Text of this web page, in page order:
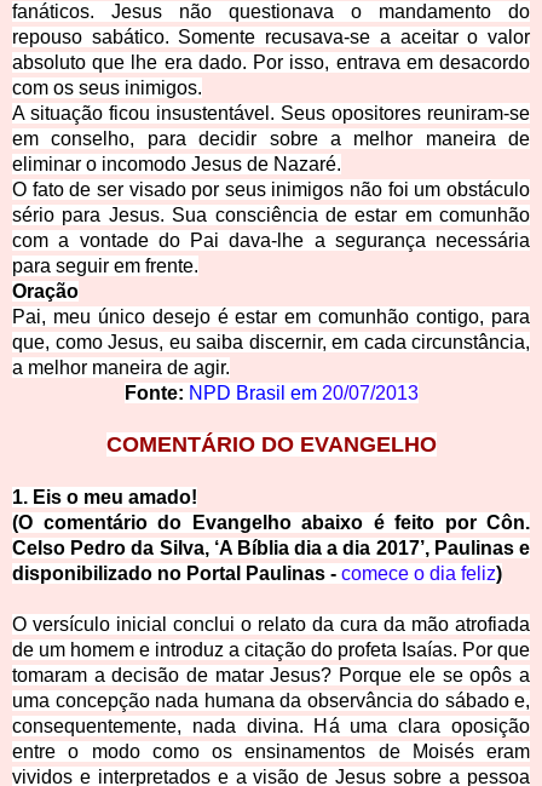
fanáticos. Jesus não questionava o mandamento do
repouso sabático. Somente recusava-se a aceitar o valor
absoluto que lhe era dado. Por isso, entrava em desacordo
com os seus inimigos.
A situação ficou insustentável. Seus opositores reuniram-se
em conselho, para decidir sobre a melhor maneira de
eliminar o incomodo Jesus de Nazaré.
O fato de ser visado por seus inimigos não foi um obstáculo
sério para Jesus. Sua consciência de estar em comunhão
com a vontade do Pai dava-lhe a segurança necessária
para seguir em frente.
Oração
Pai, meu único desejo é estar em comunhão contigo, para
que, como Jesus, eu saiba discernir, em cada circunstância,
a melhor maneira de agir.
Fonte: NPD Brasil em 20/07/2013
COMENTÁRIO DO EVANGELHO
1. Eis o meu amado!
(O comentário do Evangelho abaixo é feito por Côn.
Celso Pedro da Silva, ‘A Bíblia dia a dia 2017’, Paulinas e
disponibilizado no Portal Paulinas - comece o dia feliz)
O versículo inicial conclui o relato da cura da mão atrofiada
de um homem e introduz a citação do profeta Isaías. Por que
tomaram a decisão de matar Jesus? Porque ele se opôs a
uma concepção nada humana da observância do sábado e,
consequentemente, nada divina. Há uma clara oposição
entre o modo como os ensinamentos de Moisés eram
vividos e interpretados e a visão de Jesus sobre a pessoa